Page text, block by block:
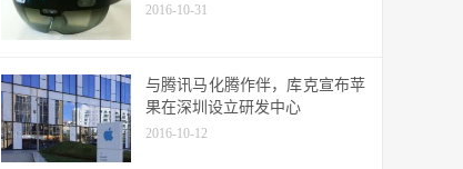
2016-10-31
与腾讯马化腾作伴，库克宣布苹
果在深圳设立研发中心
2016-10-12